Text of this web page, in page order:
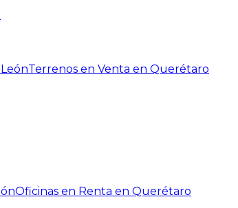
Terrenos en Venta en Querétaro
Oficinas en Renta en Querétaro